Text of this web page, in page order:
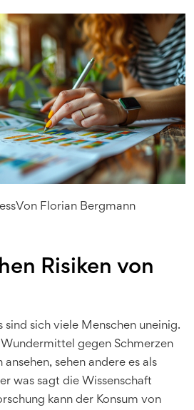
Von Florian Bergmann
Risiken von
sind sich viele Menschen uneinig.
gegen Schmerzen
sehen andere es als
was sagt die Wissenschaft
kann der Konsum von